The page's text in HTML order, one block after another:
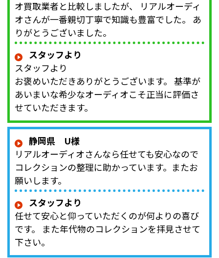
オ買取業者と比較しましたが、 リアルオーディ
オさんが一番親切丁寧で知識も豊富でした。 あ
りがとうございました。
スタッフより
スタッフより
お褒めいただきありがとうございます。 基準が
あいまいな希少なオーディオこそ正当に評価さ
せていただきます。
静岡県 U様
リアルオーディオさんなら任せても安心なので
コレクションの整理に助かっています。またお
願いします。
スタッフより
任せて安心と仰っていただくのが何よりの喜び
です。 また年代物のコレクションを拝見させて
下さい。